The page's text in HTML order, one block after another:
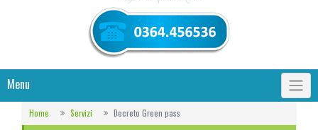
Menu
Home Servizi Decreto Green pass